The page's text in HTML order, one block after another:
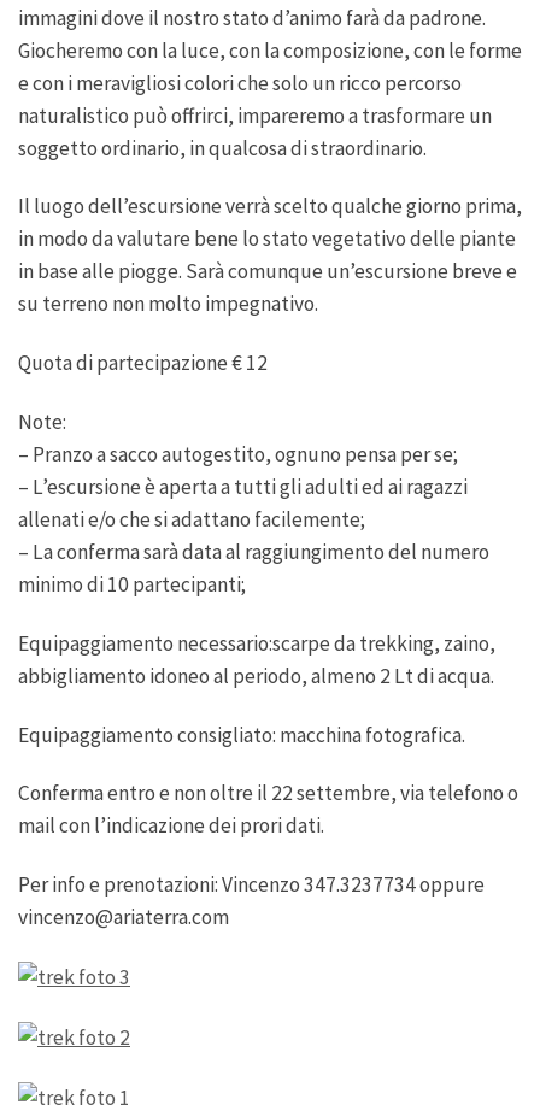
immagini dove il nostro stato d’animo farà da padrone.
Giocheremo con la luce, con la composizione, con le forme
e con i meravigliosi colori che solo un ricco percorso
naturalistico può offrirci, impareremo a trasformare un
soggetto ordinario, in qualcosa di straordinario.
Il luogo dell’escursione verrà scelto qualche giorno prima,
in modo da valutare bene lo stato vegetativo delle piante
in base alle piogge. Sarà comunque un’escursione breve e
su terreno non molto impegnativo.
Quota di partecipazione € 12
Note:
– Pranzo a sacco autogestito, ognuno pensa per se;
– L’escursione è aperta a tutti gli adulti ed ai ragazzi
allenati e/o che si adattano facilemente;
– La conferma sarà data al raggiungimento del numero
minimo di 10 partecipanti;
Equipaggiamento necessario:scarpe da trekking, zaino,
abbigliamento idoneo al periodo, almeno 2 Lt di acqua.
Equipaggiamento consigliato: macchina fotografica.
Conferma entro e non oltre il 22 settembre, via telefono o
mail con l’indicazione dei prori dati.
Per info e prenotazioni: Vincenzo 347.3237734 oppure
vincenzo@ariaterra.com